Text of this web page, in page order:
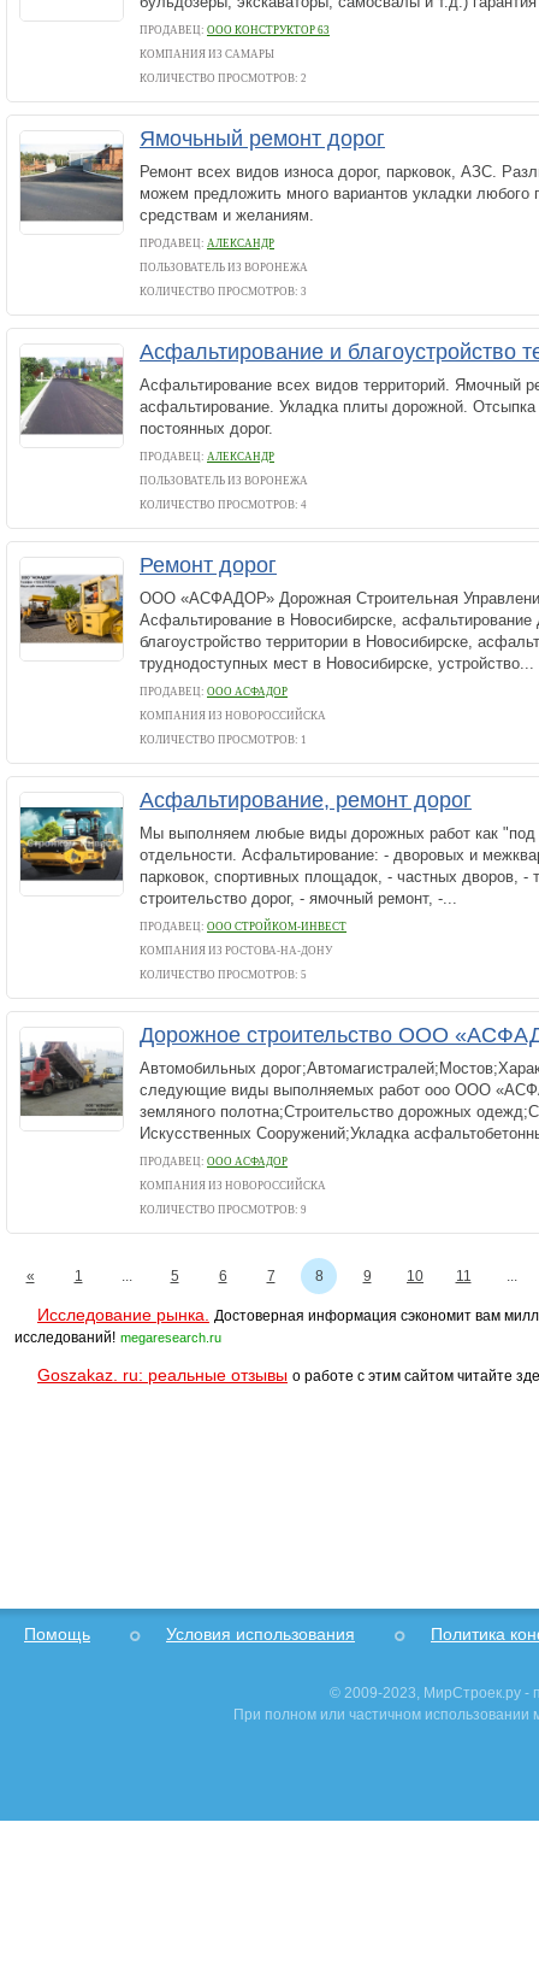
ПРОДАВЕЦ: ООО КОНСТРУКТОР 63
КОМПАНИЯ ИЗ САМАРЫ
КОЛИЧЕСТВО ПРОСМОТРОВ: 2
Ямочьный ремонт дорог
Ремонт всех видов износа дорог, парковок, АЗС.
можем предложить много вариантов укладки любого
средствам и желаниям.
ПРОДАВЕЦ: АЛЕКСАНДР
ПОЛЬЗОВАТЕЛЬ ИЗ ВОРОНЕЖА
КОЛИЧЕСТВО ПРОСМОТРОВ: 3
Асфальтирование и благоустройство
Асфальтирование всех видов территорий. Ямочный
асфальтирование. Укладка плиты дорожной.
постоянных дорог.
ПРОДАВЕЦ: АЛЕКСАНДР
ПОЛЬЗОВАТЕЛЬ ИЗ ВОРОНЕЖА
КОЛИЧЕСТВО ПРОСМОТРОВ: 4
Ремонт дорог
OOO «АСФАДОР» Дорожная Строительная
Асфальтирование в Новосибирске, асфальтирование
благоустройство территории в Новосибирске,
труднодоступных мест в Новосибирске, устройство...
ПРОДАВЕЦ: ООО АСФАДОР
КОМПАНИЯ ИЗ НОВОРОССИЙСКА
КОЛИЧЕСТВО ПРОСМОТРОВ: 1
Асфальтирование, ремонт дорог
Мы выполняем любые виды дорожных работ как "под
отдельности. Асфальтирование: - дворовых и
парковок, спортивных площадок, - частных дворов, -
строительство дорог, - ямочный ремонт, -...
ПРОДАВЕЦ: ООО СТРОЙКОМ-ИНВЕСТ
КОМПАНИЯ ИЗ РОСТОВА-НА-ДОНУ
КОЛИЧЕСТВО ПРОСМОТРОВ: 5
Дорожное строительство OOO
Автомобильных
следующие виды выполняемых работ ооо OOO
земляного полотна;Строительство дорожных
Искусственных Сооружений;Укладка
ПРОДАВЕЦ: ООО АСФАДОР
КОМПАНИЯ ИЗ НОВОРОССИЙСКА
КОЛИЧЕСТВО ПРОСМОТРОВ: 9
« 1 ... 5 6 7 8 9 10 11 ...
Исследование рынка.
Достоверная информация сэкономит вам
исследований! megaresearch.ru
Goszakaz. ru: реальные отзывы о работе с этим сайтом читайте
Помощь Условия использования Политика
© 2009-2023, МирСтроек.ру -
При полном или частичном использовании